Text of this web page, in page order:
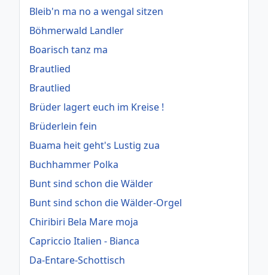
Bleib'n ma no a wengal sitzen
Böhmerwald Landler
Boarisch tanz ma
Brautlied
Brautlied
Brüder lagert euch im Kreise !
Brüderlein fein
Buama heit geht's Lustig zua
Buchhammer Polka
Bunt sind schon die Wälder
Bunt sind schon die Wälder-Orgel
Chiribiri Bela Mare moja
Capriccio Italien - Bianca
Da-Entare-Schottisch